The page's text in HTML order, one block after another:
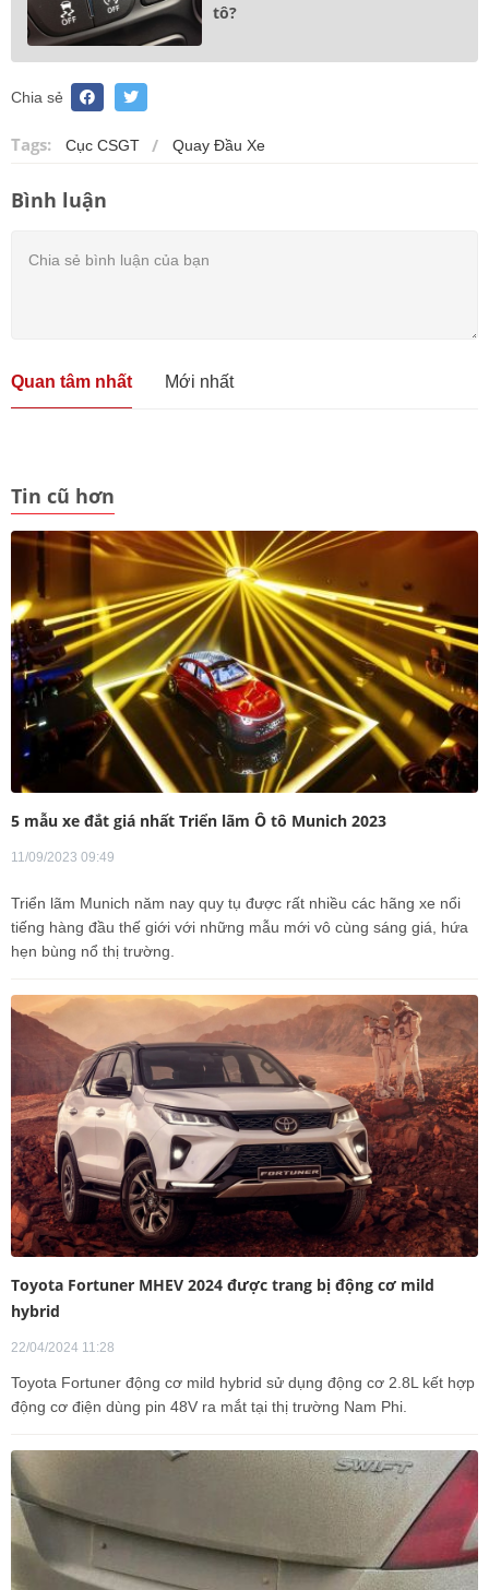
tô?
Chia sẻ
Tags: Cục CSGT Quay Đầu Xe
Bình luận
Quan tâm nhất Mới nhất
Tin cũ hơn
5 mẫu xe đắt giá nhất Triển lãm Ô tô Munich 2023
11/09/2023 09:49
Triển lãm Munich năm nay quy tụ được rất nhiều các hãng xe nổi
tiếng hàng đầu thế giới với những mẫu mới vô cùng sáng giá, hứa
hẹn bùng nổ thị trường.
Toyota Fortuner MHEV 2024 được trang bị động cơ mild
hybrid
22/04/2024 11:28
Toyota Fortuner động cơ mild hybrid sử dụng động cơ 2.8L kết hợp
động cơ điện dùng pin 48V ra mắt tại thị trường Nam Phi.